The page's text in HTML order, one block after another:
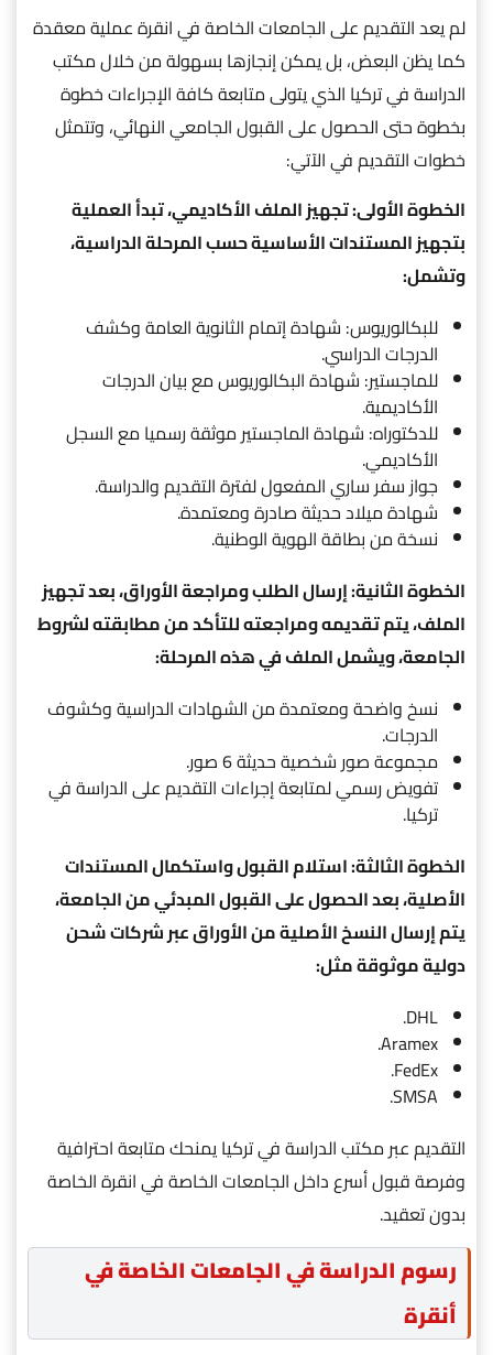
لم يعد التقديم على الجامعات الخاصة في انقرة عملية معقدة
كما يظن البعض، بل يمكن إنجازها بسهولة من خلال مكتب
الدراسة في تركيا الذي يتولى متابعة كافة الإجراءات خطوة
بخطوة حتى الحصول على القبول الجامعي النهائي، وتتمثل
خطوات التقديم في الآتي:
الخطوة الأولى: تجهيز الملف الأكاديمي، تبدأ العملية
بتجهيز المستندات الأساسية حسب المرحلة الدراسية،
وتشمل:
للبكالوريوس: شهادة إتمام الثانوية العامة وكشف
الدرجات الدراسي.
للماجستير: شهادة البكالوريوس مع بيان الدرجات
الأكاديمية.
للدكتوراه: شهادة الماجستير موثقة رسميا مع السجل
الأكاديمي.
جواز سفر ساري المفعول لفترة التقديم والدراسة.
شهادة ميلاد حديثة صادرة ومعتمدة.
نسخة من بطاقة الهوية الوطنية.
الخطوة الثانية: إرسال الطلب ومراجعة الأوراق، بعد تجهيز
الملف، يتم تقديمه ومراجعته للتأكد من مطابقته لشروط
الجامعة، ويشمل الملف في هذه المرحلة:
نسخ واضحة ومعتمدة من الشهادات الدراسية وكشوف
الدرجات.
مجموعة صور شخصية حديثة 6 صور.
تفويض رسمي لمتابعة إجراءات التقديم على الدراسة في
تركيا.
الخطوة الثالثة: استلام القبول واستكمال المستندات
الأصلية، بعد الحصول على القبول المبدئي من الجامعة،
يتم إرسال النسخ الأصلية من الأوراق عبر شركات شحن
دولية موثوقة مثل:
DHL.
Aramex.
FedEx.
SMSA.
التقديم عبر مكتب الدراسة في تركيا يمنحك متابعة احترافية
وفرصة قبول أسرع داخل الجامعات الخاصة في انقرة الخاصة
بدون تعقيد.
رسوم الدراسة في الجامعات الخاصة في
أنقرة